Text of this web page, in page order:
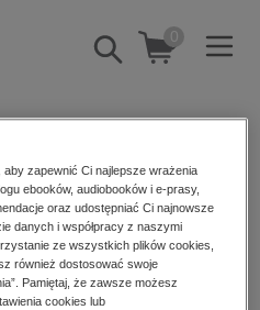
Pokaż/schowaj
wyszukiwarkę
0
wnętrz
gospodarka
Języki i nauka języków
–
zapewnić Ci najlepsze wrażenia
ebooków, audiobooków i e-prasy,
oraz udostępniać Ci najnowsze
danych i współpracy z naszymi
ze wszystkich plików cookies,
również dostosować swoje
Pamiętaj, że zawsze możesz
cookies lub